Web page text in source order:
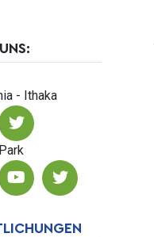
- Ithaka